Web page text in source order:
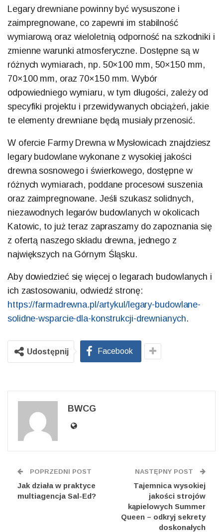
Legary drewniane powinny być wysuszone i
zaimpregnowane, co zapewni im stabilność
wymiarową oraz wieloletnią odporność na szkodniki i
zmienne warunki atmosferyczne. Dostępne są w
różnych wymiarach, np. 50×100 mm, 50×150 mm,
70×100 mm, oraz 70×150 mm. Wybór
odpowiedniego wymiaru, w tym długości, zależy od
specyfiki projektu i przewidywanych obciążeń, jakie
te elementy drewniane będą musiały przenosić.
W ofercie Farmy Drewna w Mysłowicach znajdziesz
legary budowlane wykonane z wysokiej jakości
drewna sosnowego i świerkowego, dostępne w
różnych wymiarach, poddane procesowi suszenia
oraz zaimpregnowane. Jeśli szukasz solidnych,
niezawodnych legarów budowlanych w okolicach
Katowic, to już teraz zapraszamy do zapoznania się
z ofertą naszego składu drewna, jednego z
największych na Górnym Śląsku.
Aby dowiedzieć się więcej o legarach budowlanych i
ich zastosowaniu, odwiedź stronę:
https://farmadrewna.pl/artykul/legary-budowlane-
solidne-wsparcie-dla-konstrukcji-drewnianych.
Udostępnij Facebook
BWCG
POPRZEDNI POST
Jak działa w praktyce
multiagencja Sal-Ed?
NASTĘPNY POST
Tajemnica wysokiej
jakości strojów
kąpielowych Summer
Queen – odkryj sekrety
doskonałych